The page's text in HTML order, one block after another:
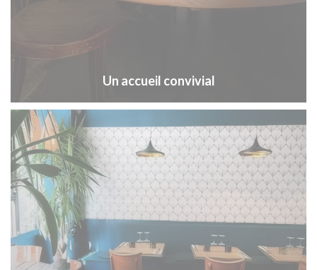
Un accueil convivial